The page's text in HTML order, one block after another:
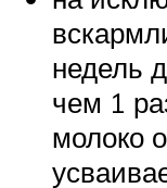
недель
чем 1
молоко